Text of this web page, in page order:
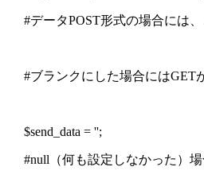
#データPOST形式の場合には
#ブランクにした場合にはGET
$send_data = '';
#null（何も設定しなかった）